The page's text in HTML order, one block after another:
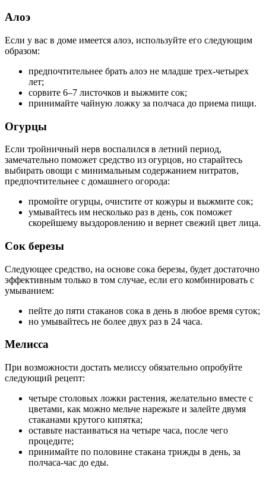
Алоэ
Если у вас в доме имеется алоэ, используйте его следующим
образом:
предпочтительнее брать алоэ не младше трех-четырех
лет;
сорвите 6–7 листочков и выжмите сок;
принимайте чайную ложку за полчаса до приема пищи.
Огурцы
Если тройничный нерв воспалился в летний период,
замечательно поможет средство из огурцов, но старайтесь
выбирать овощи с минимальным содержанием нитратов,
предпочтительнее с домашнего огорода:
промойте огурцы, очистите от кожуры и выжмите сок;
умывайтесь им несколько раз в день, сок поможет
скорейшему выздоровлению и вернет свежий цвет лица.
Сок березы
Следующее средство, на основе сока березы, будет достаточно
эффективным только в том случае, если его комбинировать с
умыванием:
пейте до пяти стаканов сока в день в любое время суток;
но умывайтесь не более двух раз в 24 часа.
Мелисса
При возможности достать мелиссу обязательно опробуйте
следующий рецепт:
четыре столовых ложки растения, желательно вместе с
цветами, как можно мельче нарежьте и залейте двумя
стаканами крутого кипятка;
оставьте настаиваться на четыре часа, после чего
процедите;
принимайте по половине стакана трижды в день, за
полчаса-час до еды.